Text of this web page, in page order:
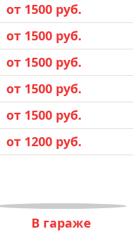
от 1500 руб.
от 1500 руб.
от 1500 руб.
от 1500 руб.
от 1500 руб.
от 1200 руб.
В гараже